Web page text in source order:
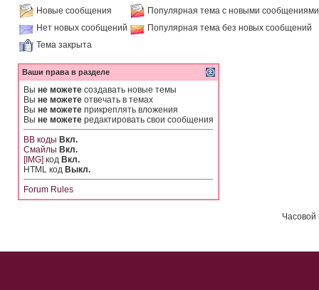
Новые сообщения
Популярная тема с новыми сообщениями
Нет новых сообщений
Популярная тема без новых сообщений
Тема закрыта
Ваши права в разделе
Вы не можете создавать новые темы
Вы не можете отвечать в темах
Вы не можете прикреплять вложения
Вы не можете редактировать свои сообщения
BB коды Вкл.
Смайлы Вкл.
[IMG] код Вкл.
HTML код Выкл.
Forum Rules
Часовой